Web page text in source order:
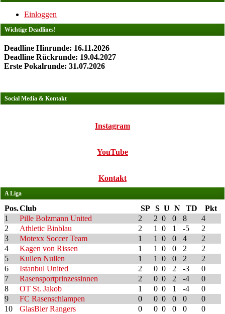
Einloggen
Wichtige Deadlines!
Deadline Hinrunde: 16.11.2026
Deadline Rückrunde: 19.04.2027
Erste Pokalrunde: 31.07.2026
Social Media & Kontakt
Instagram
YouTube
Kontakt
A Liga
Pos.Club SP S U N TD
Pkt
1
Pille Bolzmann United 2 2 0 0 8
4
2
Athletic Binblau 2 1 0 1 -5
2
3
Motexx Soccer Team 1 1 0 0 4
2
4
Kagen von Rissen 1 1 0 0 2
2
5
Kullen Nullen 1 1 0 0 2
2
6
Istanbul United 2 0 0 2 -3
0
7
Rasensportprinzessinnen 2 0 0 2 -4
0
8
OT St. Jakob 1 0 0 1 -4
0
9
FC Rasenschlampen 0 0 0 0 0
0
10
GlasBier Rangers 0 0 0 0 0
0